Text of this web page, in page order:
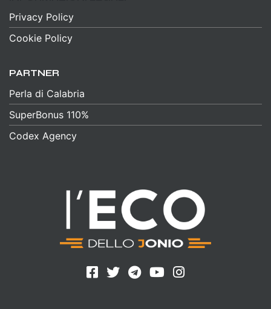
Privacy Policy
Cookie Policy
PARTNER
Perla di Calabria
SuperBonus 110%
Codex Agency